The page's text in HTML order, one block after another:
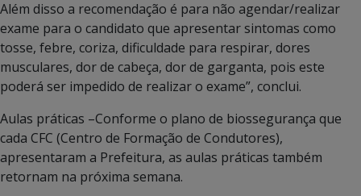
Além disso a recomendação é para não agendar/realizar
exame para o candidato que apresentar sintomas como
tosse, febre, coriza, dificuldade para respirar, dores
musculares, dor de cabeça, dor de garganta, pois este
poderá ser impedido de realizar o exame”, conclui.
Aulas práticas –Conforme o plano de biossegurança que
cada CFC (Centro de Formação de Condutores),
apresentaram a Prefeitura, as aulas práticas também
retornam na próxima semana.